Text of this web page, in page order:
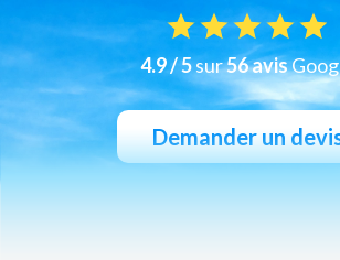
4.9 / 5sur56 avis
Demander un